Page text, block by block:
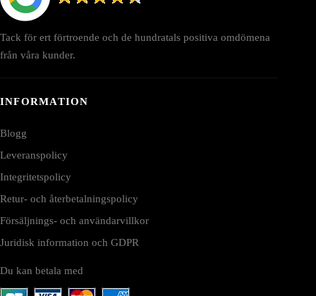
Tack för ert förtroende och de hundratals positiva omdömena
från våra kunder.
INFORMATION
Blogg
Leveranspolicy
Integritetspolicy
Retur- och återbetalningspolicy
Försäljnings- och användarvillkor
Juridisk information och GDPR
Du kan betala med